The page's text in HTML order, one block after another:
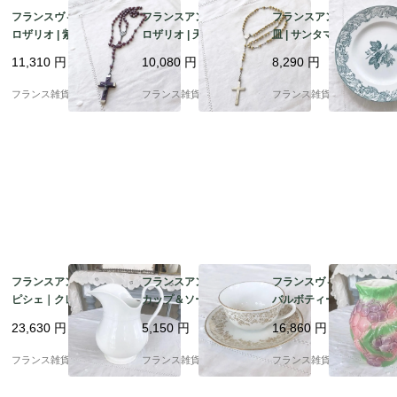
フランスヴィンテージ
ロザリオ | 紫色のガラ
スビーズ ルルドの記念
十字架 神聖 | 1890－19
30年頃
11,310 円
フランス雑貨chouchou
フランスアンティーク
ロザリオ | 天然ボーン
ナチュラルな色あい 十
字架 神聖 | 1900-1950
年代
10,080 円
フランス雑貨chouchou
フランスアンティーク
皿 | サンタマン St Ama
nd et Hamage社 深み
のあるブルーグリーン
の花柄模様 平皿 | 1900
年代初頭
8,290 円
フランス雑貨chouchou
フランスアンティーク
ピシェ｜クレイユ＆モ
ントロー 「Creil et Mo
ntereau」アンティー
ク陶磁器 ｜1840‐1876
23,630 円
フランス雑貨chouchou
フランスアンティーク
カップ＆ソーサー | ホ
ワイト×ゴールド 白磁
デズリエール社 金彩 |1
910年～中頃 ②
5,150 円
フランス雑貨chouchou
フランスヴィンテージ
バルボティーヌピシェ |
パステルカラーで描か
れたイチゴ＆葡萄 ピッ
チャー 水挿し | 1950-6
0年頃
16,860 円
フランス雑貨chouchou